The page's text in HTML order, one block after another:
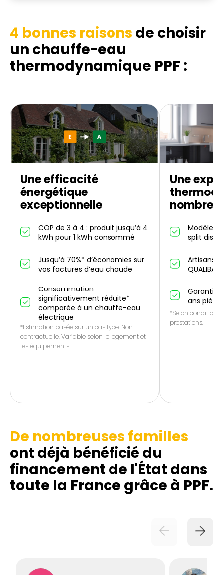
4 bonnes raisons de choisir
un chauffe-eau
thermodynamique PPF :
Une efficacité
énergétique
exceptionnelle
COP de 3 à 4 : produit jusqu’à 4
kWh pour 1 kWh consommé
Jusqu’à 70%* d’économies sur
vos factures d’eau chaude
Consommation
significativement réduite*
comparée à un chauffe-eau
électrique
*Estimation basée sur un cas type. Non
contractuelle. Variable selon le logement et
les équipements.
Une
Modèles
split
Artisans
QUALIBAT
Garantie
ans
*Selon conditions
prestations.
De nombreuses familles
ont déjà bénéficié du
financement de l'État dans
toute la France grâce à PPF.